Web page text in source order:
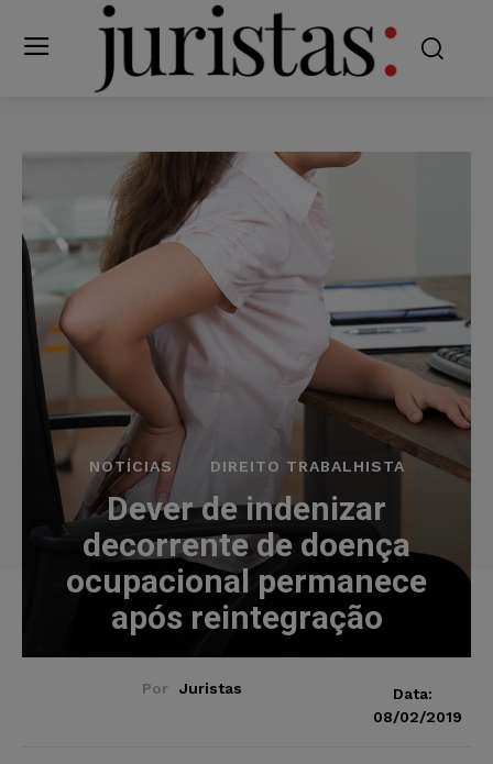
NOTÍCIAS DIREITO TRABALHISTA
Dever de indenizar
decorrente de doença
ocupacional permanece
após reintegração
Por Juristas
Data:
08/02/2019